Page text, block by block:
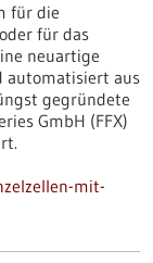
für die
für das
neuartige
automatisiert aus
gegründete
GmbH (FFX)
mit-